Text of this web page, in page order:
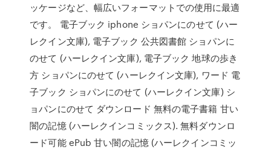
ッケージなど、幅広いフォーマットでの使用に最適
です。 電子ブック iphone ショパンにのせて (ハー
レクイン文庫), 電子ブック 公共図書館 ショパンに
のせて (ハーレクイン文庫), 電子ブック 地球の歩き
方 ショパンにのせて (ハーレクイン文庫), ワード 電
子ブック ショパンにのせて (ハーレクイン文庫) シ
ョパンにのせて ダウンロード 無料の電子書籍 甘い
闇の記憶 (ハーレクインコミックス). 無料ダウンロ
ード可能 ePub 甘い闇の記憶 (ハーレクインコミッ